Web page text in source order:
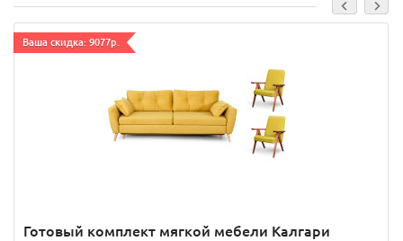
Ваша скидка: 9077р.
Готовый комплект мягкой мебели Калгари